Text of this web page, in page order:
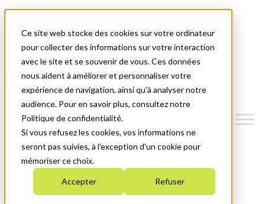
Ce site web stocke des cookies sur votre ordinateur
pour collecter des informations sur votre interaction
avec le site et se souvenir de vous. Ces données
nous aident à améliorer et personnaliser votre
expérience de navigation, ainsi qu'à analyser notre
audience. Pour en savoir plus, consultez notre
Politique de confidentialité.
Si vous refusez les cookies, vos informations ne
seront pas suivies, à l'exception d'un cookie pour
mémoriser ce choix.
Accepter Refuser
Nouvelles et événements
English
Commençons!
Qui nous sommes
Plan stratégique 2026-2030
Nos investissements
Nos activités
Équité, diversité et inclusion